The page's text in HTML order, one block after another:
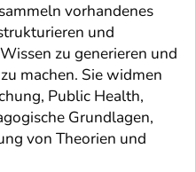
vorhandenes
und
zu generieren und
machen. Sie widmen
Public Health,
Grundlagen,
von Theorien und